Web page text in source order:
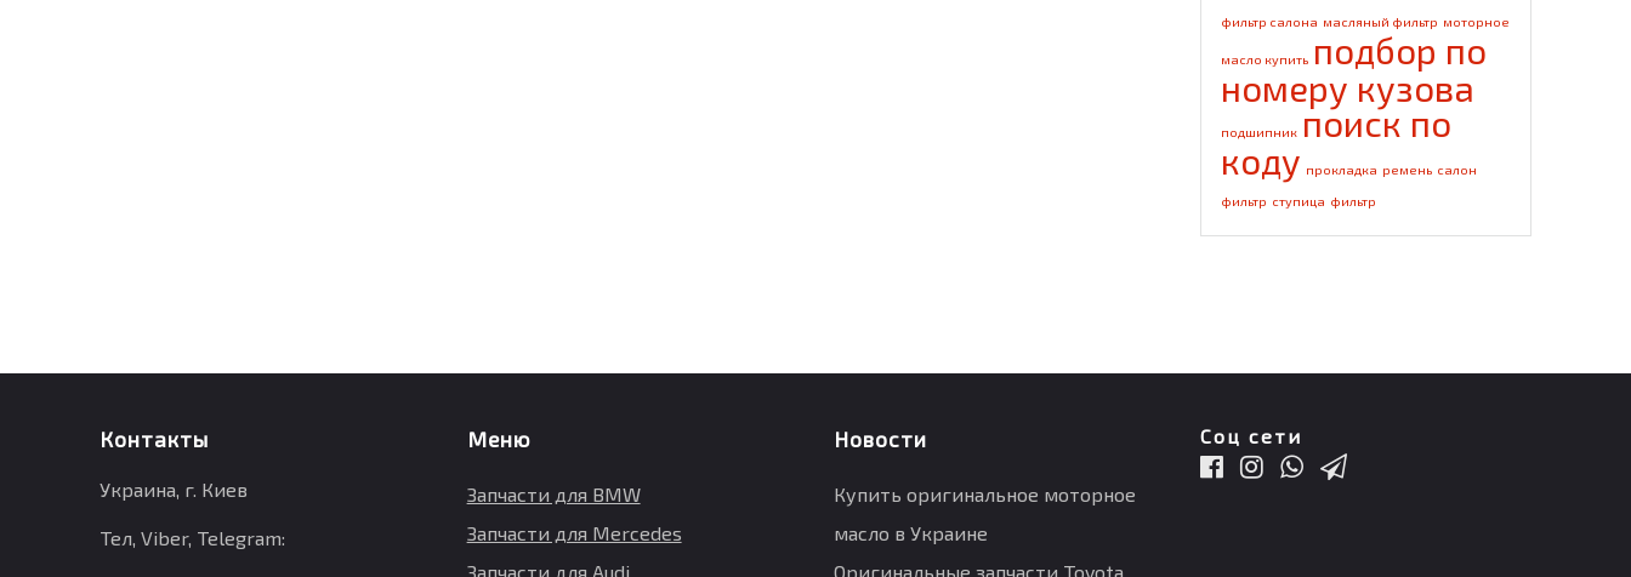
фильтр салона масляный фильтр моторное
масло купить подбор по
номеру кузова
подшипник поиск по
коду прокладка ремень салон
фильтр ступица фильтр
Контакты
Украина, г. Киев
Тел, Viber, Telegram:
Меню
Запчасти для BMW
Запчасти для Mercedes
Запчасти для Audi
Новости
Купить оригинальное моторное
масло в Украине
Оригинальные запчасти Toyota,
Соц сети